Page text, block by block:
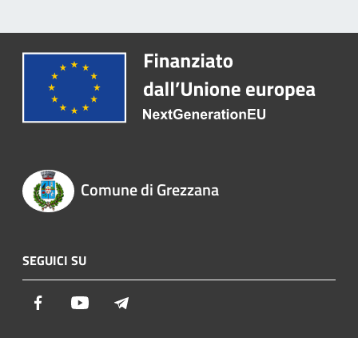
Comune di Grezzana
SEGUICI SU
Facebook Youtube